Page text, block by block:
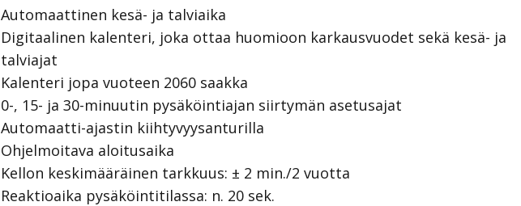
Automaattinen kesä- ja talviaika
Digitaalinen kalenteri, joka ottaa huomioon karkausvuodet sekä kesä- ja
talviajat
Kalenteri jopa vuoteen 2060 saakka
0-, 15- ja 30-minuutin pysäköintiajan siirtymän asetusajat
Automaatti-ajastin kiihtyvyysanturilla
Ohjelmoitava aloitusaika
Kellon keskimääräinen tarkkuus: ± 2 min./2 vuotta
Reaktioaika pysäköintitilassa: n. 20 sek.